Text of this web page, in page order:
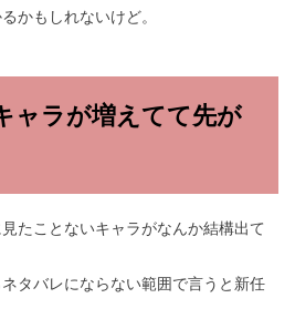
かもしれないけど。
ャラが増えてて先が
たことないキャラがなんか結構出て
タバレにならない範囲で言うと新任